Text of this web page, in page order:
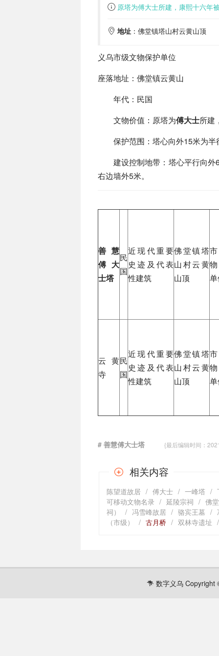
原塔为傅大士所建，康熙十六年
地址 ：佛堂镇塔山村云黄山顶
义乌市级文物保护单位
座落地址：佛堂镇云黄山
年代：民国
文物价值：原塔为傅大士所建
保护范围：塔心向外15米为半
建设控制地带：塔心平行向外
右边墙外5米。
善慧
傅大
士塔
民
国
近现代重要
史迹及代表
性建筑
佛堂镇塔
山村云黄
山顶
云黄
寺
民
国
近现代重要
史迹及代表
性建筑
佛堂镇塔
山村云黄
山顶
# 善慧傅大士塔 {最后编辑时间：
相关内容
陈望道故居 / 傅大士 / 一峰塔 /
可移动文物名录 / 延陵宗祠 / 佛
祠）
/ 冯雪峰故居 / 骆宾王墓 /
（市级）
/ 古月桥 / 双林寺遗址 /
数字义乌